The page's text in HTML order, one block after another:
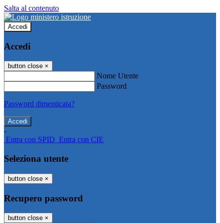
Salta al contenuto
Accedi
Accedi
button close ×
Nome Utente
Password
Password dimenticata?
-
Entra con SPID Entra con CIE
Seleziona utente
button close ×
Recupero password
button close ×